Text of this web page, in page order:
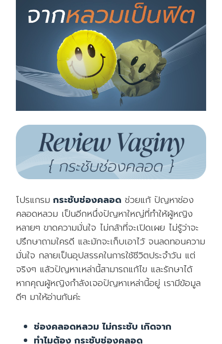
โปรแกรม กระชับช่องคลอด ช่วยแก้ ปัญหาช่อง
คลอดหลวม เป็นอีกหนึ่งปัญหาใหญ่ที่ทำให้ผู้หญิง
หลายๆ ขาดความมั่นใจ ไม่กล้าที่จะเปิดเผย ไม่รู้ว่าจะ
ปรึกษาถามใครดี และมักจะเก็บเอาไว้ จนลดทอนความ
มั่นใจ กลายเป็นอุปสรรคในการใช้ชีวิตประจำวัน แต่
จริงๆ แล้วปัญหาเหล่านี้สามารถแก้ไข และรักษาได้
หากคุณผู้หญิงกำลังเจอปัญหาเหล่านี้อยู่ เรามีข้อมูล
ดีๆ มาให้อ่านกันค่ะ
ช่องคลอดหลวม ไม่กระชับ เกิดจาก
ทำไมต้อง กระชับช่องคลอด